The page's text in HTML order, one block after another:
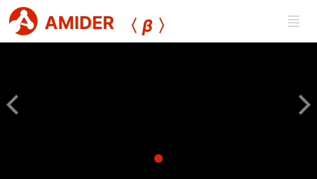
AMIDER 〈β 〉